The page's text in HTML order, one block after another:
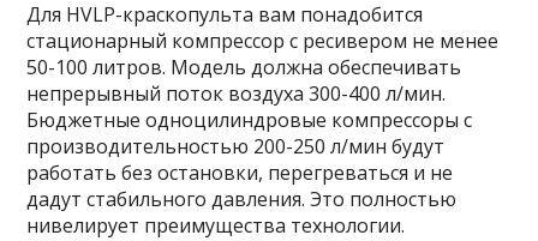
Для HVLP-краскопульта вам понадобится
стационарный компрессор с ресивером не менее
50-100 литров. Модель должна обеспечивать
непрерывный поток воздуха 300-400 л/мин.
Бюджетные одноцилиндровые компрессоры с
производительностью 200-250 л/мин будут
работать без остановки, перегреваться и не
дадут стабильного давления. Это полностью
нивелирует преимущества технологии.